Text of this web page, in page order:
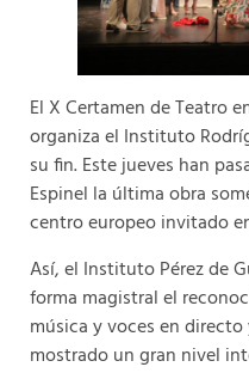
El X Certamen de Teatro
organiza el Instituto
su fin. Este jueves han
Espinel la última obra
centro europeo invitado
Así, el Instituto Pérez de
forma magistral el
música y voces en
mostrado un gran nivel